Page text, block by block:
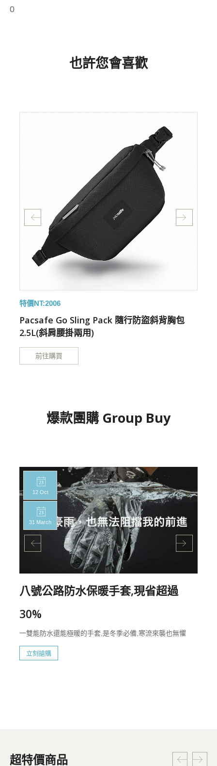
0
也許您會喜歡
特價NT:2006
Pacsafe Go Sling Pack 隨行防盜斜背胸包
2.5L(斜肩腰掛兩用)
前往購買
爆款團購 Group Buy
12 Oct
31 March
八號公路防水保暖手套,現省超過
30%
一雙能防水還能極暖的手套,是冬季必備,寒流來襲也無懼
立刻搶購
超特價商品